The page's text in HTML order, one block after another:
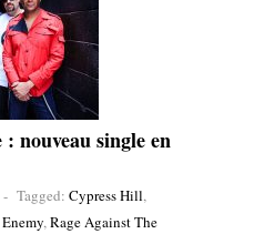
nouveau single en
- Tagged: Cypress Hill,
,Rage Against The